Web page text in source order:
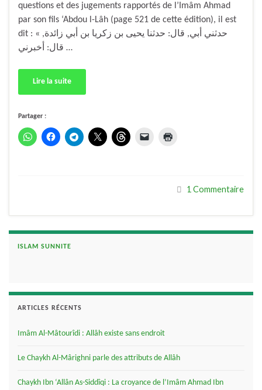
questions et des jugements rapportés de l’Imâm Ahmad
par son fils ‘Abdou l-Lâh (page 521 de cette édition), il est
dit : « حدثني أبي, قال: حدثنا يحيى بن زكريا بن أبي زائدة,
قال: أخبرني …
Lire la suite
Partager :
1 Commentaire
ISLAM SUNNITE
ARTICLES RÉCENTS
Imâm Al-Mâtourîdi : Allâh existe sans endroit
Le Chaykh Al-Mârighni parle des attributs de Allâh
Chaykh Ibn ‘Allân As-Siddîqi : La croyance de l’Imâm Ahmad Ibn